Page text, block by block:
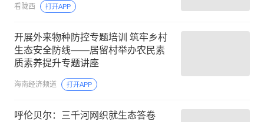
看陇西 打开APP
开展外来物种防控专题培训 筑牢乡村
生态安全防线——居留村举办农民素
质素养提升专题讲座
海南经济频道 打开APP
呼伦贝尔：三千河网织就生态答卷